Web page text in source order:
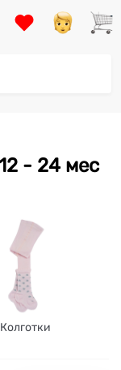
- 24 мес
Колготки